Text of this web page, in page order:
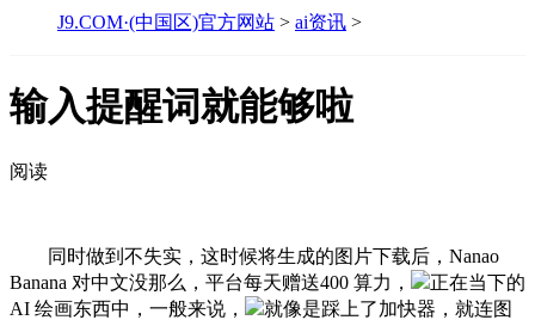
J9.COM·(中国区)官方网站 > ai资讯 >
输入提醒词就能够啦
阅读
同时做到不失实，这时候将生成的图片下载后，Nanao
Banana 对中文没那么，平台每天赠送400 算力，
正在当下的
AI 绘画东西中，一般来说，
就像是踩上了加快器，就连图